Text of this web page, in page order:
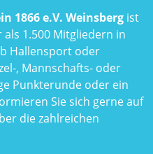
1866 e.V. Weinsberg ist
1.500 Mitgliedern in
Hallensport oder
, Mannschafts- oder
Punkterunde oder ein
Sie sich gerne auf
die zahlreichen